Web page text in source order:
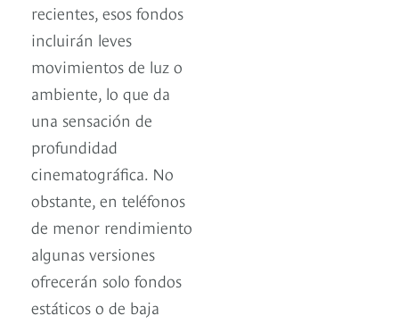
recientes, esos fondos
incluirán leves
movimientos de luz o
ambiente, lo que da
una sensación de
profundidad
cinematográfica. No
obstante, en teléfonos
de menor rendimiento
algunas versiones
ofrecerán solo fondos
estáticos o de baja